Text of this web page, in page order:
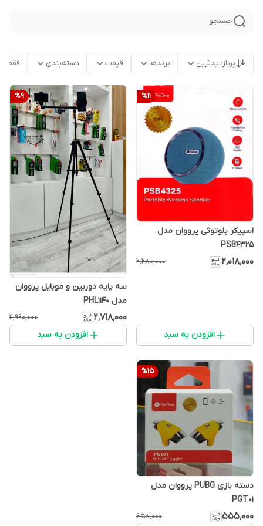
جستجو
پربازدیدترین برندها قیمت دسته‌بندی فقط
%11
اسپیکر بلوتوثی پرووان مدل
PSB4325
۲٬۰۱۸٬۰۰۰ ۲٬۲۸۰٬۰۰۰
افزودن به سبد
%9
سه پایه دوربین و موبایل پرووان
مدل PHL1140
۲٬۷۱۸٬۰۰۰ ۲٬۹۹۰٬۰۰۰
افزودن به سبد
%15
دسته بازی PUBG پرووان مدل
PGT01
۵۵۵٬۰۰۰ ۶۵۸٬۰۰۰